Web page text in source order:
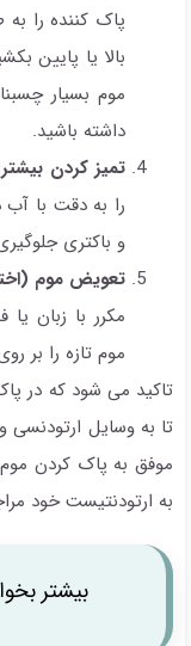
پاک کننده را به
بالا یا پایین
موم بسیار
داشته باشید.
تمیز کردن
را به دقت با
و باکتری
تعویض موم
مکرر با زبان
موم تازه را بر
تاکید می شود که در
تا به وسایل
موفق به پاک کردن
به ارتودنتیست خود
بیشتر